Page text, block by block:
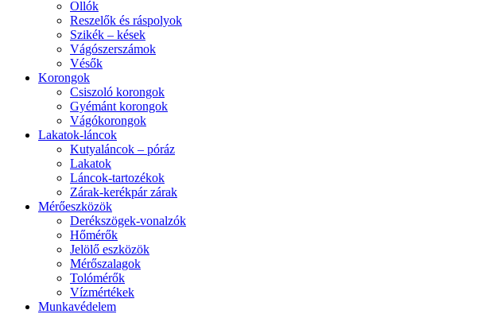
Ollók
Reszelők és ráspolyok
Szikék – kések
Vágószerszámok
Vésők
Korongok
Csiszoló korongok
Gyémánt korongok
Vágókorongok
Lakatok-láncok
Kutyaláncok – póráz
Lakatok
Láncok-tartozékok
Zárak-kerékpár zárak
Mérőeszközök
Derékszögek-vonalzók
Hőmérők
Jelölő eszközök
Mérőszalagok
Tolómérők
Vízmértékek
Munkavédelem